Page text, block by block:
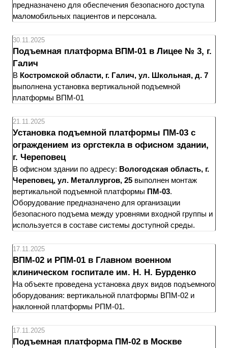
предназначено для обеспечения безопасного доступа
маломобильных пациентов и персонала.
30.11.2025
Подъемная платформа ВПМ-01 в Лицее № 3, г.
Галич
В Костромской области, г. Галич, ул. Школьная, д. 7
выполнена установка вертикальной подъемной
платформы ВПМ-01
21.11.2025
Установка подъемной платформы ПМ-03 с
ограждением из оргстекла в офисном здании,
г. Череповец
В офисном здании по адресу: Вологодская область, г.
Череповец, ул. Металлургов, 25 выполнен монтаж
вертикальной подъемной платформы ПМ-03.
Оборудование предназначено для организации
безопасного подъема между уровнями входной группы и
используется в составе системы доступной среды.
17.11.2025
ВПМ-02 и РПМ-01 в Главном военном
клиническом госпитале им. Н. Н. Бурденко
На объекте проведена установка двух видов подъемного
оборудования: вертикальной платформы ВПМ-02 и
наклонной платформы РПМ-01.
17.11.2025
Подъемная платформа ПМ-02 в Москве